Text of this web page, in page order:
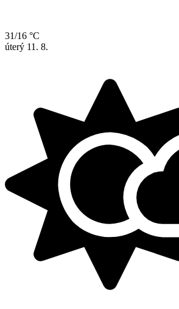
31/16 °C
úterý 11. 8.